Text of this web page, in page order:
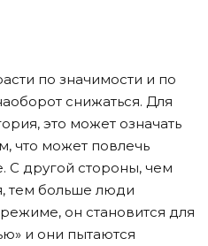
по значимости и по
снижаться. Для
это может означать
что может повлечь
С другой стороны, чем
тем больше люди
он становится для
и они пытаются